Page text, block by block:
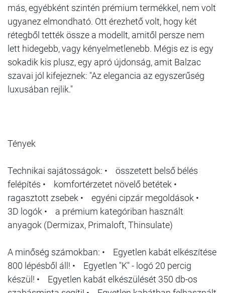
más, egyébként szintén prémium termékkel, nem volt
ugyanez elmondható. Ott érezhető volt, hogy két
rétegből tették össze a modellt, amitől persze nem
lett hidegebb, vagy kényelmetlenebb. Mégis ez is egy
sokadik kis plusz, egy apró újdonság, amit Balzac
szavai jól kifejeznek: "Az elegancia az egyszerűség
luxusában rejlik."
Tények
Technikai sajátosságok: • összetett belső bélés
felépítés • komfortérzetet növelő betétek •
ragasztott zsebek • egyéni cipzár megoldások •
3D logók • a prémium kategóriban használt
anyagok (Dermizax, Primaloft, Thinsulate)
A minőség számokban: • Egyetlen kabát elkészítése
800 lépésből áll! • Egyetlen "K" - logó 20 percig
készül! • Egyetlen kabát elkészülését 350 db-os